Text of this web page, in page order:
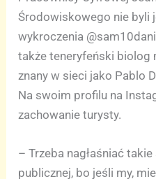
Środowiskowego nie byli
wykroczenia
także teneryfeński biolog
znany w sieci jako Pablo
Na swoim profilu na
zachowanie turysty.
– Trzeba nagłaśniać
publicznej, bo jeśli my,